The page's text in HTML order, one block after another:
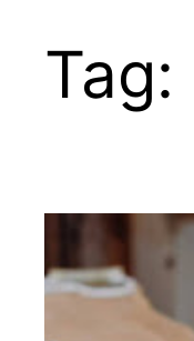
Tag: